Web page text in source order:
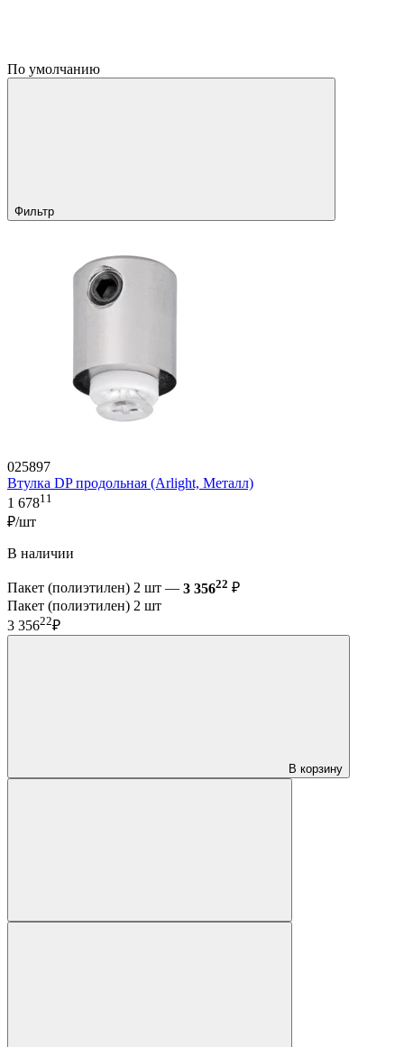
По умолчанию
Фильтр
025897
Втулка DP продольная (Arlight, Металл)
1 67811
₽/шт
В наличии
Пакет (полиэтилен) 2 шт — 3 35622 ₽
Пакет (полиэтилен) 2 шт
3 35622₽
В корзину